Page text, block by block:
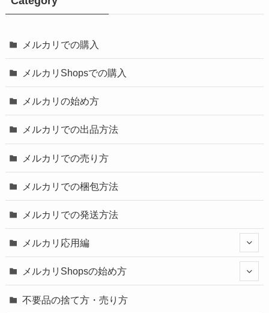
メルカリでの購入
メルカリShopsでの購入
メルカリの始め方
メルカリでの出品方法
メルカリでの売り方
メルカリでの梱包方法
メルカリでの発送方法
メルカリ応用編
メルカリShopsの始め方
不要品の捨て方・売り方